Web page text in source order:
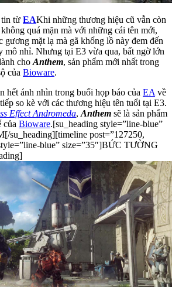
tin từ EAKhi những thương hiệu cũ vẫn còn
không quá mặn mà với những cái tên mới,
gương mặt lạ mà gã khổng lồ này đem đến
mô nhỉ. Nhưng tại E3 vừa qua, bất ngờ lớn
cho Anthem, sản phẩm mới nhất trong
của Bioware.
hết ánh nhìn trong buổi họp báo của EA về
so kè với các thương hiệu tên tuổi tại E3.
Effect Andromeda, Anthem sẽ là sản phẩm
của Bioware.[su_heading style=”line-blue”
su_heading][timeline post=”127250,
blue” size=”35″]BỨC TƯỜNG